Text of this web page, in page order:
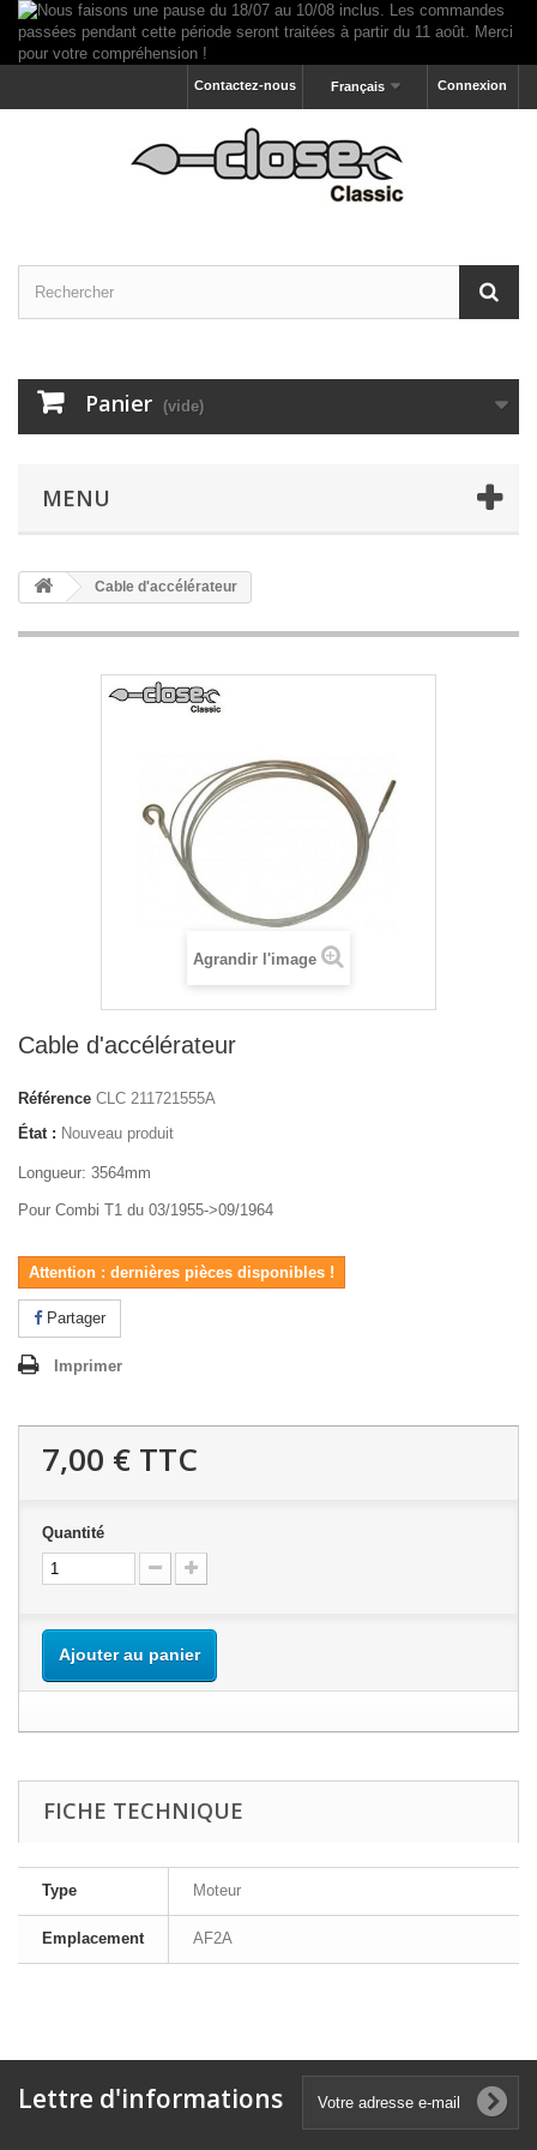
Connexion
Français
Contactez-nous
Panier (vide)
MENU
Cable d'accélérateur
Agrandir l'image
Cable d'accélérateur
Référence CLC 211721555A
État : Nouveau produit
Longueur: 3564mm
Pour Combi T1 du 03/1955->09/1964
Attention : dernières pièces disponibles !
Partager
Imprimer
7,00 € TTC
Quantité
Ajouter au panier
FICHE TECHNIQUE
Type Moteur
Emplacement AF2A
Lettre d'informations